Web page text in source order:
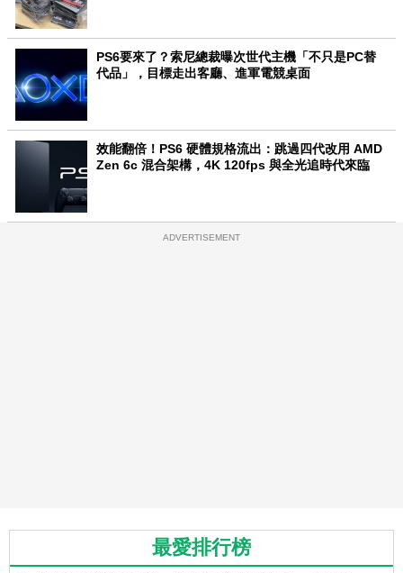
PS6要來了？索尼總裁曝次世代主機「不只是PC替
代品」，目標走出客廳、進軍電競桌面
效能翻倍！PS6 硬體規格流出：跳過四代改用 AMD
Zen 6c 混合架構，4K 120fps 與全光追時代來臨
ADVERTISEMENT
最愛排行榜